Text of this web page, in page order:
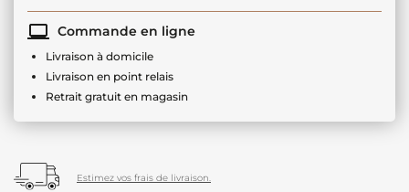
Commande en ligne
Livraison à domicile
Livraison en point relais
Retrait gratuit en magasin
Estimez vos frais de livraison.